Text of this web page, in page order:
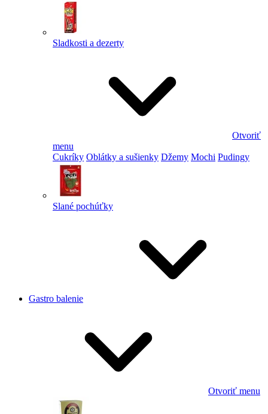
Sladkosti a dezerty
Otvoriť
menu
Cukríky Oblátky a sušienky Džemy Mochi Pudingy
Slané pochúťky
Gastro balenie
Otvoriť menu